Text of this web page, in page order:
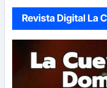
Revista Digital La